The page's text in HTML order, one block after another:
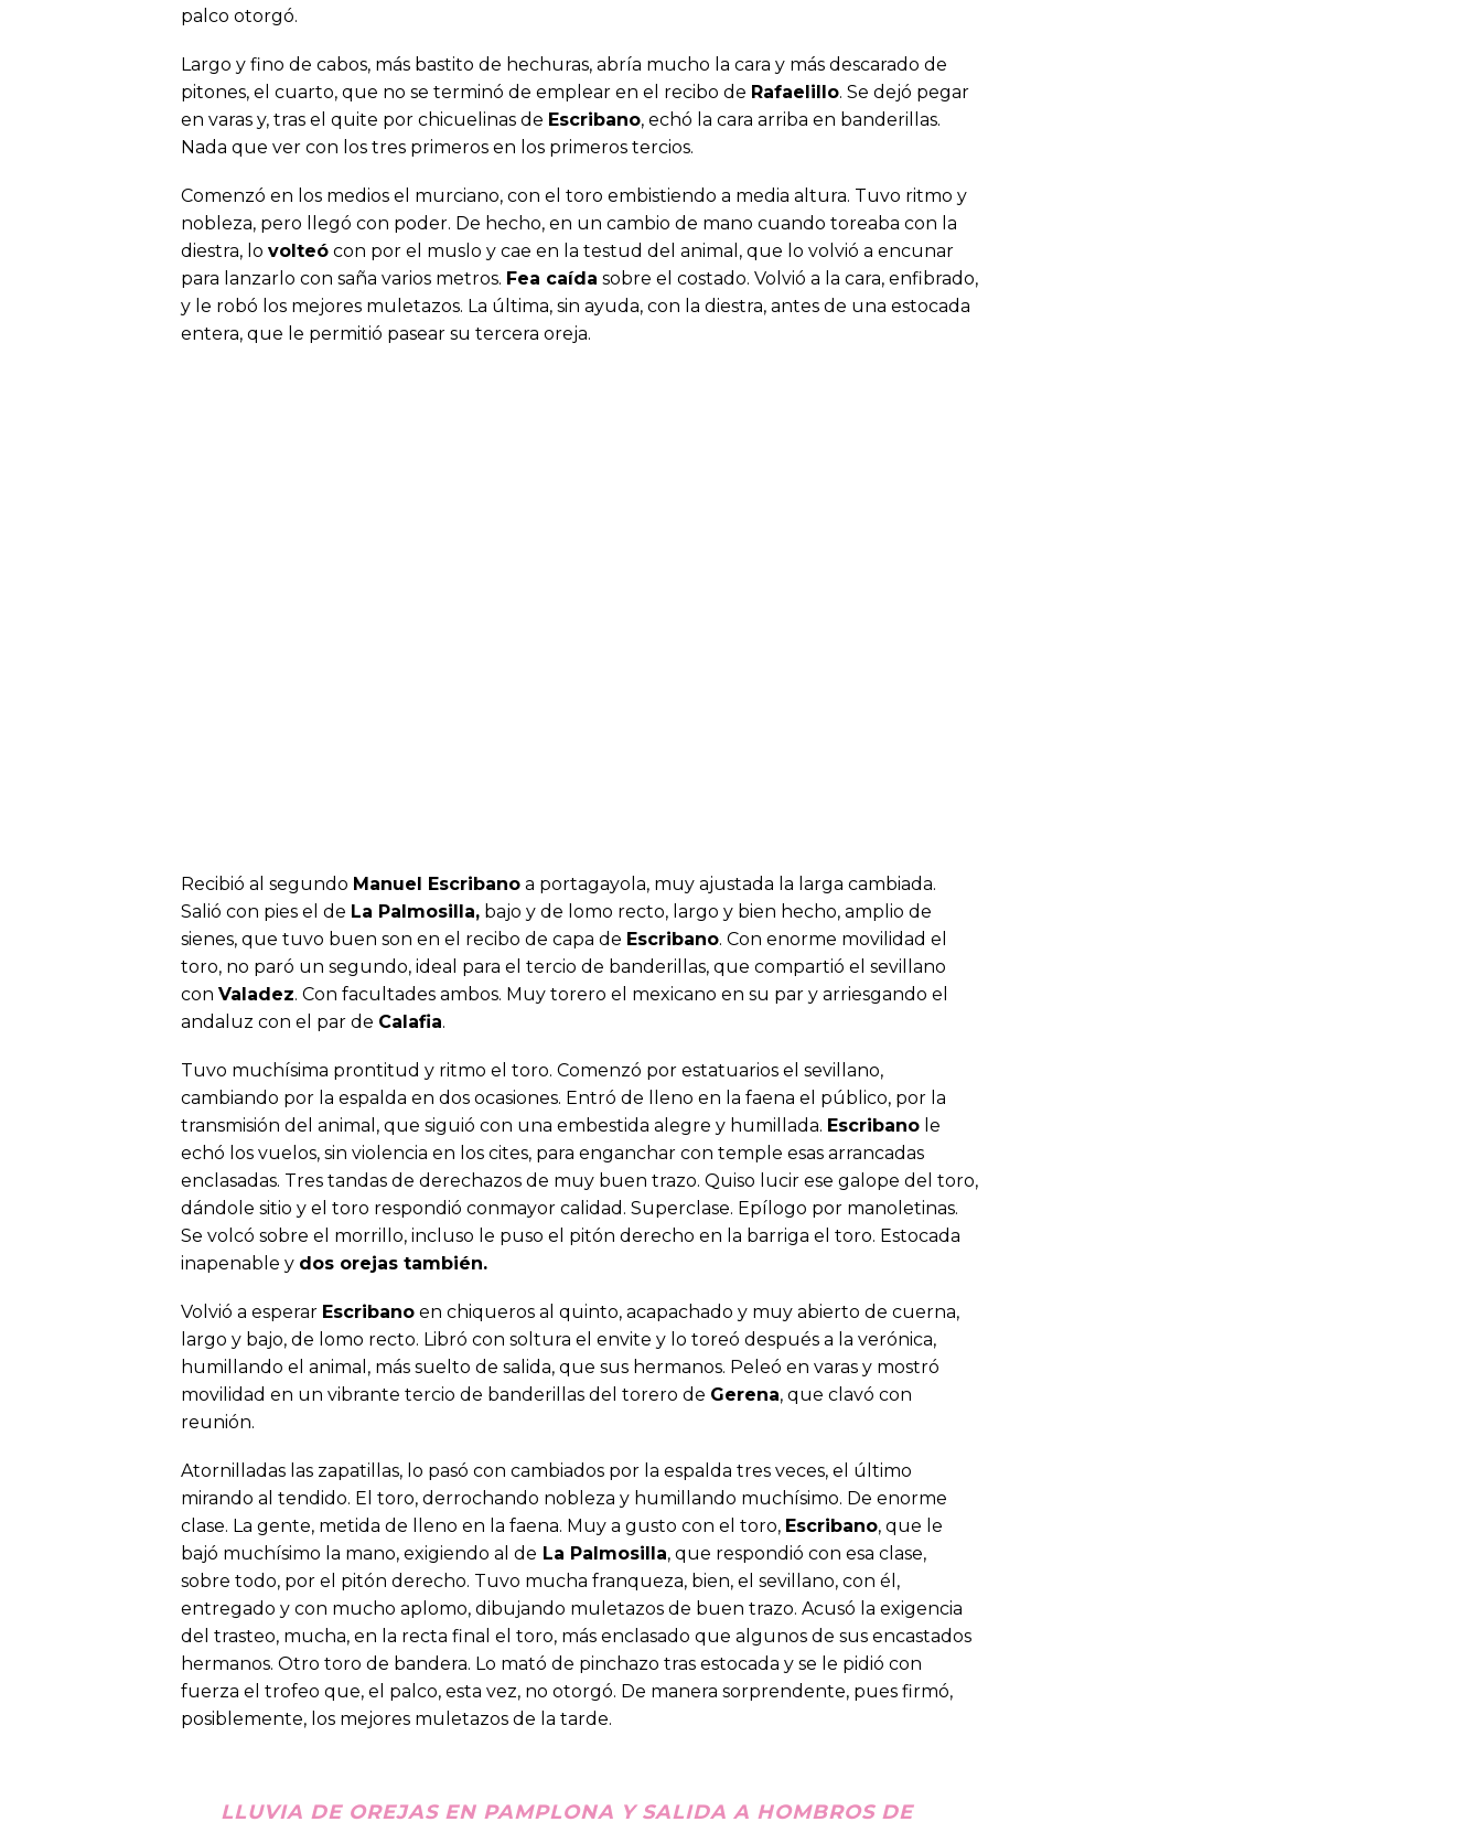
palco otorgó.
Largo y fino de cabos, más bastito de hechuras, abría mucho la cara y más descarado de
pitones, el cuarto, que no se terminó de emplear en el recibo de Rafaelillo. Se dejó pegar
en varas y, tras el quite por chicuelinas de Escribano, echó la cara arriba en banderillas.
Nada que ver con los tres primeros en los primeros tercios.
Comenzó en los medios el murciano, con el toro embistiendo a media altura. Tuvo ritmo y
nobleza, pero llegó con poder. De hecho, en un cambio de mano cuando toreaba con la
diestra, lo volteó con por el muslo y cae en la testud del animal, que lo volvió a encunar
para lanzarlo con saña varios metros. Fea caída sobre el costado. Volvió a la cara, enfibrado,
y le robó los mejores muletazos. La última, sin ayuda, con la diestra, antes de una estocada
entera, que le permitió pasear su tercera oreja.
Recibió al segundo Manuel Escribano a portagayola, muy ajustada la larga cambiada.
Salió con pies el de La Palmosilla, bajo y de lomo recto, largo y bien hecho, amplio de
sienes, que tuvo buen son en el recibo de capa de Escribano. Con enorme movilidad el
toro, no paró un segundo, ideal para el tercio de banderillas, que compartió el sevillano
con Valadez. Con facultades ambos. Muy torero el mexicano en su par y arriesgando el
andaluz con el par de Calafia.
Tuvo muchísima prontitud y ritmo el toro. Comenzó por estatuarios el sevillano,
cambiando por la espalda en dos ocasiones. Entró de lleno en la faena el público, por la
transmisión del animal, que siguió con una embestida alegre y humillada. Escribano le
echó los vuelos, sin violencia en los cites, para enganchar con temple esas arrancadas
enclasadas. Tres tandas de derechazos de muy buen trazo. Quiso lucir ese galope del toro,
dándole sitio y el toro respondió conmayor calidad. Superclase. Epílogo por manoletinas.
Se volcó sobre el morrillo, incluso le puso el pitón derecho en la barriga el toro. Estocada
inapenable y dos orejas también.
Volvió a esperar Escribano en chiqueros al quinto, acapachado y muy abierto de cuerna,
largo y bajo, de lomo recto. Libró con soltura el envite y lo toreó después a la verónica,
humillando el animal, más suelto de salida, que sus hermanos. Peleó en varas y mostró
movilidad en un vibrante tercio de banderillas del torero de Gerena, que clavó con
reunión.
Atornilladas las zapatillas, lo pasó con cambiados por la espalda tres veces, el último
mirando al tendido. El toro, derrochando nobleza y humillando muchísimo. De enorme
clase. La gente, metida de lleno en la faena. Muy a gusto con el toro, Escribano, que le
bajó muchísimo la mano, exigiendo al de La Palmosilla, que respondió con esa clase,
sobre todo, por el pitón derecho. Tuvo mucha franqueza, bien, el sevillano, con él,
entregado y con mucho aplomo, dibujando muletazos de buen trazo. Acusó la exigencia
del trasteo, mucha, en la recta final el toro, más enclasado que algunos de sus encastados
hermanos. Otro toro de bandera. Lo mató de pinchazo tras estocada y se le pidió con
fuerza el trofeo que, el palco, esta vez, no otorgó. De manera sorprendente, pues firmó,
posiblemente, los mejores muletazos de la tarde.
LLUVIA DE OREJAS EN PAMPLONA Y SALIDA A HOMBROS DE